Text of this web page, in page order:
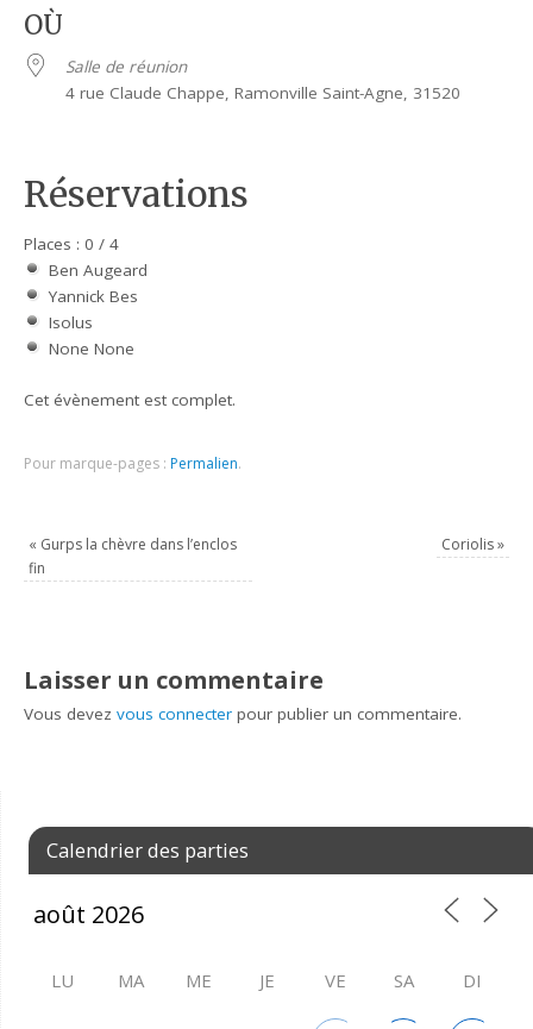
OÙ
Salle de réunion
4 rue Claude Chappe, Ramonville Saint-Agne, 31520
Réservations
Places : 0 / 4
Ben Augeard
Yannick Bes
Isolus
None None
Cet évènement est complet.
Pour marque-pages : Permalien.
« Gurps la chèvre dans l’enclos
fin
Coriolis»
Laisser un commentaire
Vous devezvous connecter pour publier un commentaire.
Calendrier des parties
LU MA ME JE VE SA DI